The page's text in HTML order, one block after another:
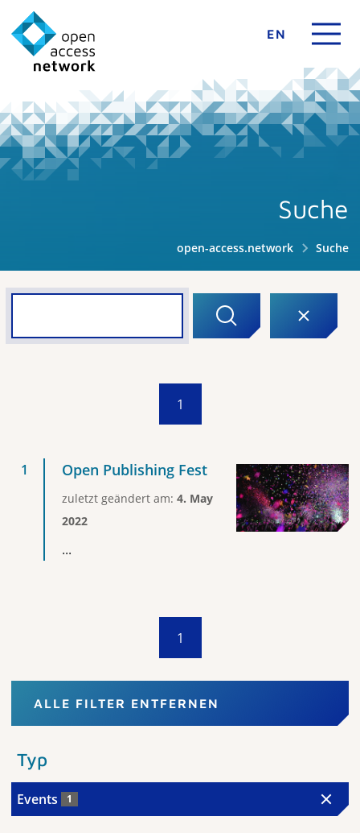
EN
Suche
open-access.network Suche
1
Open Publishing Fest
zuletzt geändert am: 4. May
2022
...
1
ALLE FILTER ENTFERNEN
Typ
Events 1